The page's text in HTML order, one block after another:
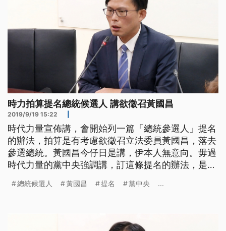
時力拍算提名總統候選人 講欲徵召黃國昌
2019/9/19 15:22
時代力量宣佈講，會開始列一篇「總統參選人」提名
的辦法，拍算是有考慮欲徵召立法委員黃國昌，落去
參選總統。黃國昌今仔日是講，伊本人無意向。毋過
時代力量的黨中央強調講，訂這條提名的辦法，是欲
件。 針對2020總統選舉，時代力量內部一直有自推
辦法，並且將徵召立委黃國昌
總統候選人 黃國昌 提名 黨中央 ...